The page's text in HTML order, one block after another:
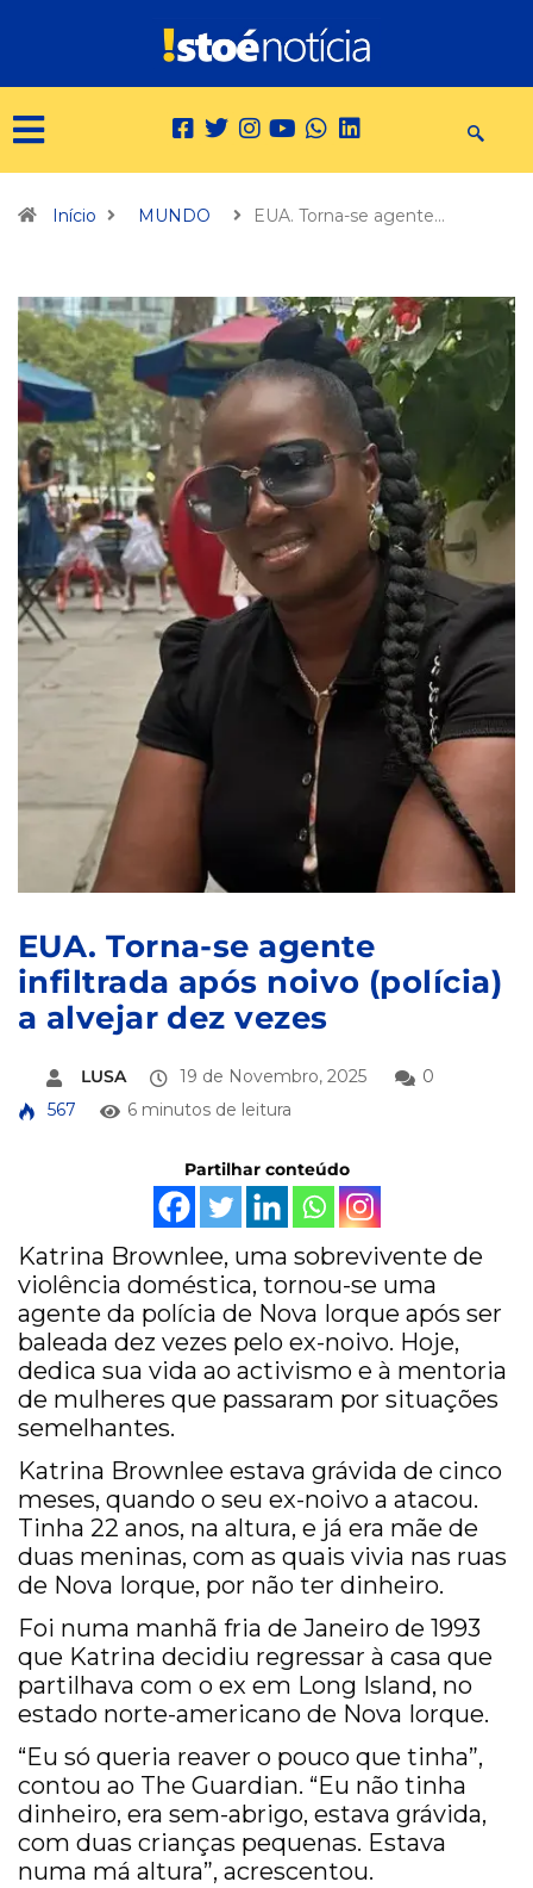
Início MUNDO EUA. Torna-se agente…
EUA. Torna-se agente
infiltrada após noivo (polícia)
a alvejar dez vezes
LUSA 19 de Novembro, 2025
0
567
6 minutos de leitura
Partilhar conteúdo
Katrina Brownlee, uma sobrevivente de
violência doméstica, tornou-se uma
agente da polícia de Nova Iorque após ser
baleada dez vezes pelo ex-noivo. Hoje,
dedica sua vida ao activismo e à mentoria
de mulheres que passaram por situações
semelhantes.
Katrina Brownlee estava grávida de cinco
meses, quando o seu ex-noivo a atacou.
Tinha 22 anos, na altura, e já era mãe de
duas meninas, com as quais vivia nas ruas
de Nova Iorque, por não ter dinheiro.
Foi numa manhã fria de Janeiro de 1993
que Katrina decidiu regressar à casa que
partilhava com o ex em Long Island, no
estado norte-americano de Nova Iorque.
“Eu só queria reaver o pouco que tinha”,
contou ao The Guardian. “Eu não tinha
dinheiro, era sem-abrigo, estava grávida,
com duas crianças pequenas. Estava
numa má altura”, acrescentou.